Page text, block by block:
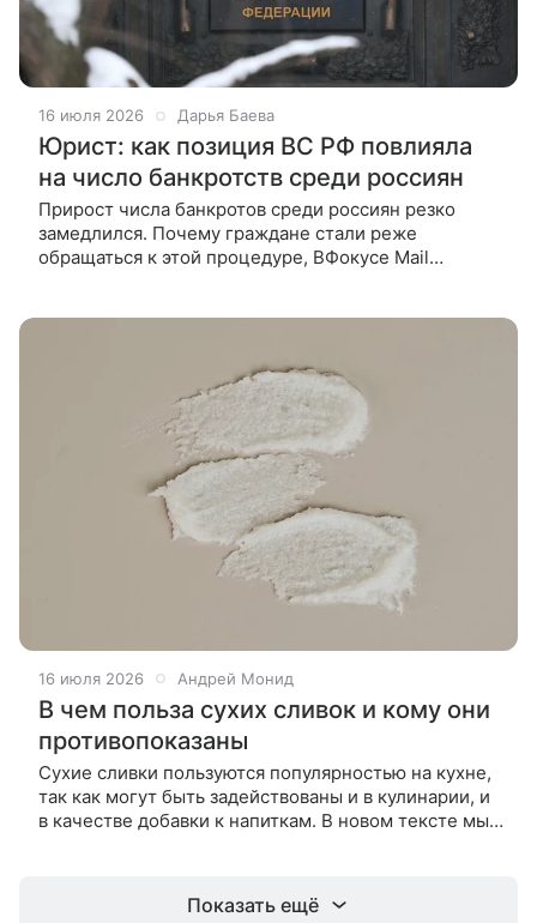
16 июля 2026 Дарья Баева
Юрист: как позиция ВС РФ повлияла
на число банкротств среди россиян
Прирост числа банкротов среди россиян резко
замедлился. Почему граждане стали реже
обращаться к этой процедуре, ВФокусе Mail
16 июля 2026 Андрей Монид
В чем польза сухих сливок и кому они
противопоказаны
Сухие сливки пользуются популярностью на кухне,
так как могут быть задействованы и в кулинарии, и
в качестве добавки к напиткам. В новом тексте мы
Показать ещё